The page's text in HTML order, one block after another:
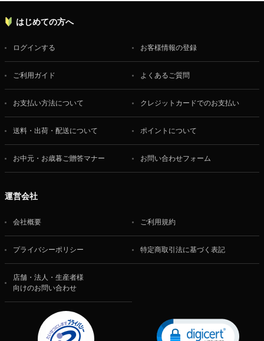
はじめての方へ
ログインする お客様情報の登録
ご利用ガイド よくあるご質問
お支払い方法について クレジットカードでのお支払い
送料・出荷・配送について ポイントについて
お中元・お歳暮ご贈答マナー お問い合わせフォーム
運営会社
会社概要 ご利用規約
プライバシーポリシー 特定商取引法に基づく表記
店舗・法人・生産者様
向けのお問い合わせ